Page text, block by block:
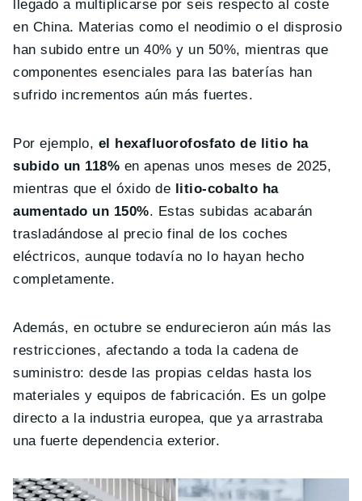
llegado a multiplicarse por seis respecto al coste
en China. Materias como el neodimio o el disprosio
han subido entre un 40% y un 50%, mientras que
componentes esenciales para las baterías han
sufrido incrementos aún más fuertes.
Por ejemplo, el hexafluorofosfato de litio ha
subido un 118% en apenas unos meses de 2025,
mientras que el óxido de litio-cobalto ha
aumentado un 150%. Estas subidas acabarán
trasladándose al precio final de los coches
eléctricos, aunque todavía no lo hayan hecho
completamente.
Además, en octubre se endurecieron aún más las
restricciones, afectando a toda la cadena de
suministro: desde las propias celdas hasta los
materiales y equipos de fabricación. Es un golpe
directo a la industria europea, que ya arrastraba
una fuerte dependencia exterior.